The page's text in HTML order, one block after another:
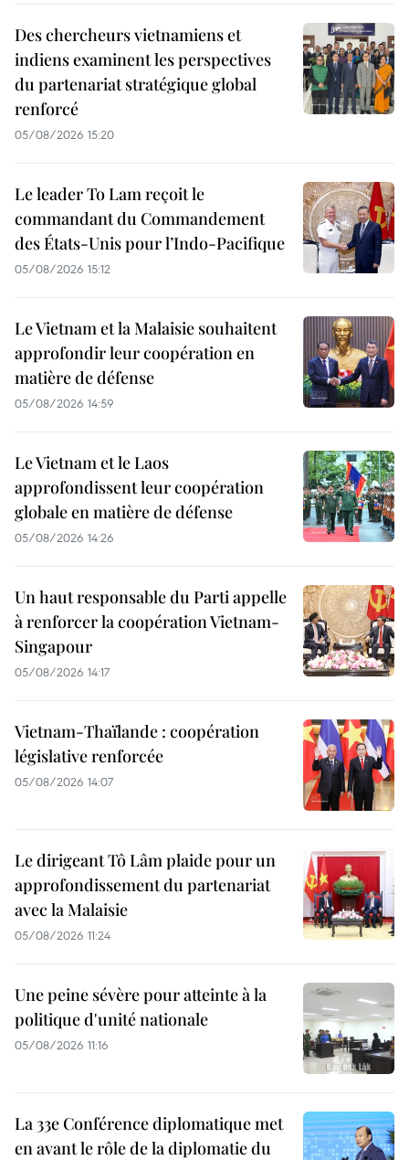
Des chercheurs vietnamiens et
indiens examinent les perspectives
du partenariat stratégique global
renforcé
05/08/2026 15:20
Le leader To Lam reçoit le
commandant du Commandement
des États-Unis pour l’Indo-Pacifique
05/08/2026 15:12
Le Vietnam et la Malaisie souhaitent
approfondir leur coopération en
matière de défense
05/08/2026 14:59
Le Vietnam et le Laos
approfondissent leur coopération
globale en matière de défense
05/08/2026 14:26
Un haut responsable du Parti appelle
à renforcer la coopération Vietnam-
Singapour
05/08/2026 14:17
Vietnam-Thaïlande : coopération
législative renforcée
05/08/2026 14:07
Le dirigeant Tô Lâm plaide pour un
approfondissement du partenariat
avec la Malaisie
05/08/2026 11:24
Une peine sévère pour atteinte à la
politique d'unité nationale
05/08/2026 11:16
La 33e Conférence diplomatique met
en avant le rôle de la diplomatie du